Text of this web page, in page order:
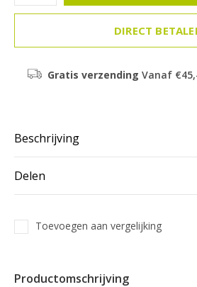
DIRECT
Gratis verzending Vanaf
Beschrijving
Delen
Toevoegen aan vergelijking
Productomschrijving